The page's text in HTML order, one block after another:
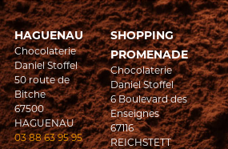
HAGUENAU
Chocolaterie
Daniel Stoffel
50 route de
Bitche
67500
HAGUENAU
03 88 63 95 95
SHOPPING
PROMENADE
Chocolaterie
Daniel Stoffel
6 Boulevard des
Enseignes
67116
REICHSTETT